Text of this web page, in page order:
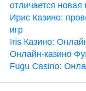
отличается новая
Ирис Казино:
игр
Iris Казино:
Онлайн-казино
Fugu Сasino: